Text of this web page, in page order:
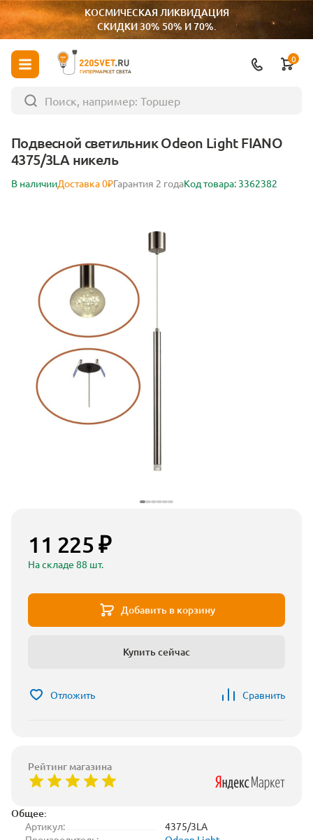
КОСМИЧЕСКАЯ ЛИКВИДАЦИЯ
СКИДКИ 30% 50% И 70%.
ГИПЕРМАРКЕТ СВЕТА
0
Подвесной светильник Odeon Light FIANO
4375/3LA никель
В наличииДоставка 0₽Гарантия 2 годаКод товара: 3362382
Общее:
Артикул:
4375/3LA
11 225 ₽
На складе 88 шт.
Добавить в корзину
Купить сейчас
Отложить Сравнить
Рейтинг магазина